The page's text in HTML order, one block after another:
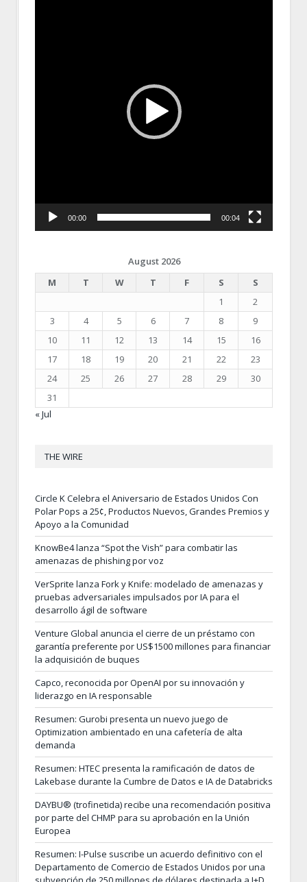
00:00 00:04
August 2026
M
T W T F S
S
1
2
3
4 5 6 7 8
9
10
11 12 13 14 15
16
17
18 19 20 21 22
23
24
25 26 27 28 29
30
31
« Jul
THE WIRE
Circle K Celebra el Aniversario de Estados Unidos Con
Polar Pops a 25¢, Productos Nuevos, Grandes Premios y
Apoyo a la Comunidad
KnowBe4 lanza “Spot the Vish” para combatir las
amenazas de phishing por voz
VerSprite lanza Fork y Knife: modelado de amenazas y
pruebas adversariales impulsados por IA para el
desarrollo ágil de software
Venture Global anuncia el cierre de un préstamo con
garantía preferente por US$1500 millones para financiar
la adquisición de buques
Capco, reconocida por OpenAI por su innovación y
liderazgo en IA responsable
Resumen: Gurobi presenta un nuevo juego de
Optimization ambientado en una cafetería de alta
demanda
Resumen: HTEC presenta la ramificación de datos de
Lakebase durante la Cumbre de Datos e IA de Databricks
DAYBU® (trofinetida) recibe una recomendación positiva
por parte del CHMP para su aprobación en la Unión
Europea
Resumen: I-Pulse suscribe un acuerdo definitivo con el
Departamento de Comercio de Estados Unidos por una